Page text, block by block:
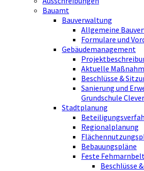
Bauamt
Bauverwaltung
Allgemeine
Formulare und
Gebäudemanagement
Aktuelle
Beschlüsse &
Sanierung und
Grundschule
Stadtplanung
Regionalplanung
Bebauungspläne
Feste
Beschlüsse